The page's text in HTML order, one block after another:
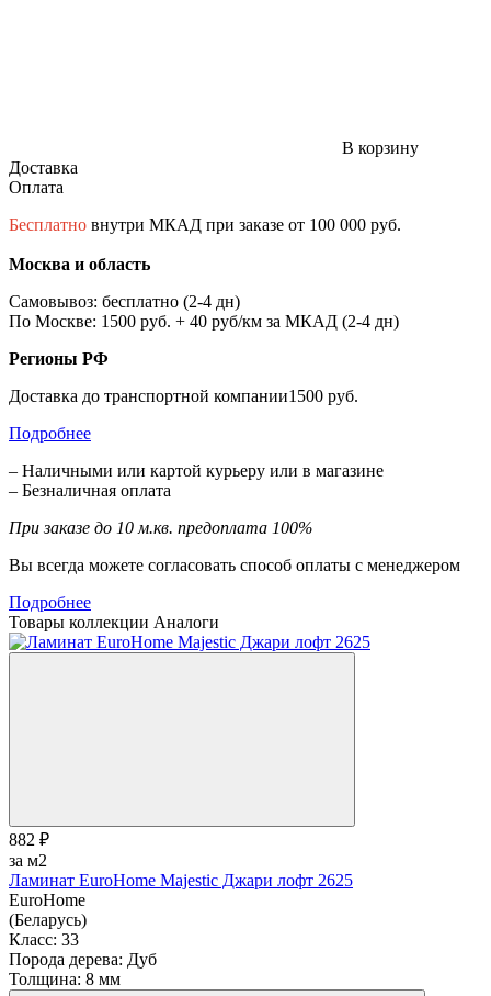
В корзину
Доставка
Оплата
Бесплатно внутри МКАД при заказе от 100 000 руб.
Москва и область
Самовывоз: бесплатно (2-4 дн)
По Москве: 1500 руб. + 40 руб/км за МКАД (2-4 дн)
Регионы РФ
Доставка до транспортной компании1500 руб.
Подробнее
– Наличными или картой курьеру или в магазине
– Безналичная оплата
При заказе до 10 м.кв. предоплата 100%
Вы всегда можете согласовать способ оплаты с менеджером
Подробнее
Товары коллекции Аналоги
882 ₽
за м2
Ламинат EuroHome Majestic Джари лофт 2625
EuroHome
(Беларусь)
Класс: 33
Порода дерева: Дуб
Толщина: 8 мм